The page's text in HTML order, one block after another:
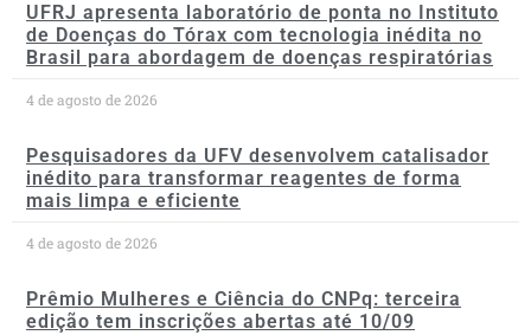
UFRJ apresenta laboratório de ponta no Instituto
de Doenças do Tórax com tecnologia inédita no
Brasil para abordagem de doenças respiratórias
4 de agosto de 2026
Pesquisadores da UFV desenvolvem catalisador
inédito para transformar reagentes de forma
mais limpa e eficiente
4 de agosto de 2026
Prêmio Mulheres e Ciência do CNPq: terceira
edição tem inscrições abertas até 10/09